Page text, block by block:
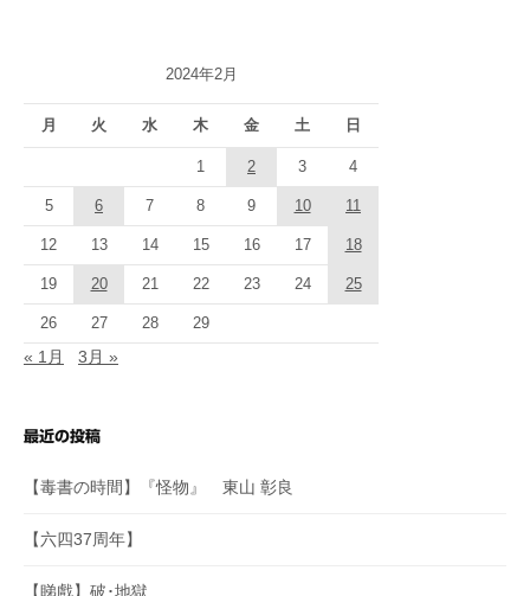
2024年2月
月 火 水 木 金 土 日
1 2 3 4
5 6 7 8 9 10 11
12 13 14 15 16 17 18
19 20 21 22 23 24 25
26 27 28 29
« 1月 3月 »
最近の投稿
【毒書の時間】『怪物』 東山 彰良
【六四37周年】
【睇戲】破･地獄